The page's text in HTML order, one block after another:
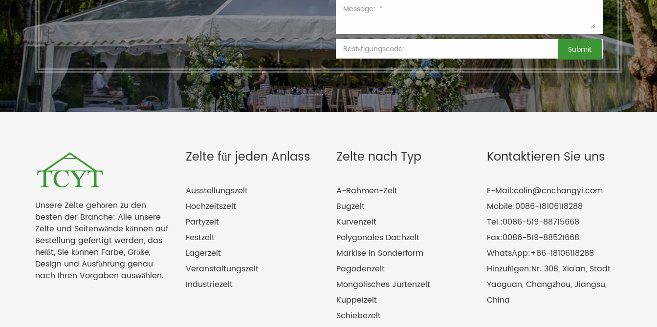
Unsere Zelte gehören zu den
besten der Branche: Alle unsere
Zelte und Seitenwände können auf
Bestellung gefertigt werden, das
heißt, Sie können Farbe, Größe,
Design und Ausführung genau
nach Ihren Vorgaben auswählen.
Zelte für jeden Anlass
Ausstellungszelt
Hochzeitszelt
Partyzelt
Festzelt
Lagerzelt
Veranstaltungszelt
Industriezelt
Zelte nach Typ
A-Rahmen-Zelt
Bugzelt
Kurvenzelt
Polygonales Dachzelt
Markise in Sonderform
Pagodenzelt
Mongolisches Jurtenzelt
Kuppelzelt
Schiebezelt
Kontaktieren Sie uns
E-Mail:colin@cnchangyi.com
Mobile:0086-18106118288
Tel.:0086-519-88715668
Fax:0086-519-88521668
WhatsApp:+86-18106118288
Hinzufügen:Nr. 308, Xia'an, Stadt
Yaoguan, Changzhou, Jiangsu,
China